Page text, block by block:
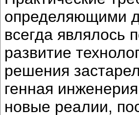
определяющими
всегда являлось
развитие
решения
генная
новые реалии,